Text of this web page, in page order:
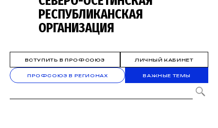
РЕСПУБЛИКАНСКАЯ
ОРГАНИЗАЦИЯ
ВСТУПИТЬ В ПРОФСОЮЗ ЛИЧНЫЙ КАБИНЕТ
ПРОФСОЮЗ В РЕГИОНАХ ВАЖНЫЕ ТЕМЫ